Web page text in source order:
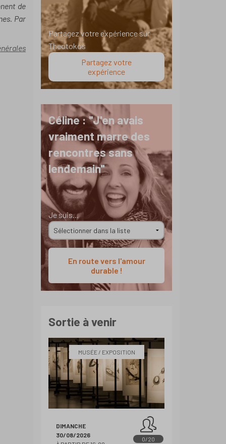
de
Par
Partagez votre expérience sur
Theotokos
Partagez votre
expérience
Céline : "J'en avais
vraiment marre des
rencontres sans
lendemain"
Je suis...
En route vers l'amour
durable !
Sortie à venir
MUSÉE / EXPOSITION
DIMANCHE
30/08/2026
0/20